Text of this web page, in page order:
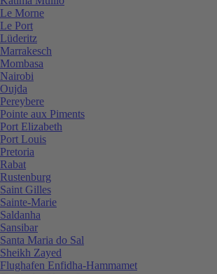
Le Morne
Le Port
Lüderitz
Marrakesch
Mombasa
Nairobi
Oujda
Pereybere
Pointe aux Piments
Port Elizabeth
Port Louis
Pretoria
Rabat
Rustenburg
Saint Gilles
Sainte-Marie
Saldanha
Sansibar
Santa Maria do Sal
Sheikh Zayed
Flughafen Enfidha-Hammamet